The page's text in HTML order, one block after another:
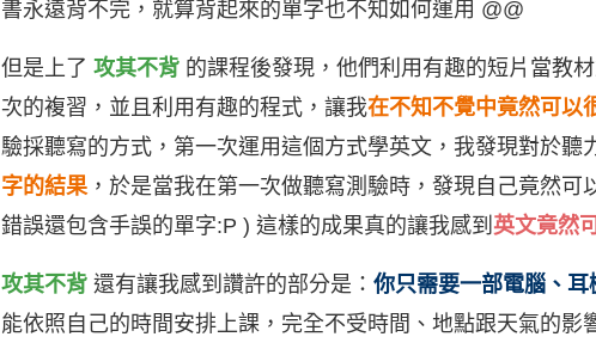
書永遠背不完，就算背起來的單字也不知如何運用 @@
但是上了 攻其不背 的課程後發現，他們利用有趣的短片當教
次的複習，並且利用有趣的程式，讓我在不知不覺中竟然可以
驗採聽寫的方式，第一次運用這個方式學英文，我發現對於聽
字的結果，於是當我在第一次做聽寫測驗時，發現自己竟然
錯誤還包含手誤的單字:P ) 這樣的成果真的讓我感到 英文竟然
攻其不背 還有讓我感到讚許的部分是： 你只需要一部電腦、
能依照自己的時間安排上課，完全不受時間、地點跟天氣的